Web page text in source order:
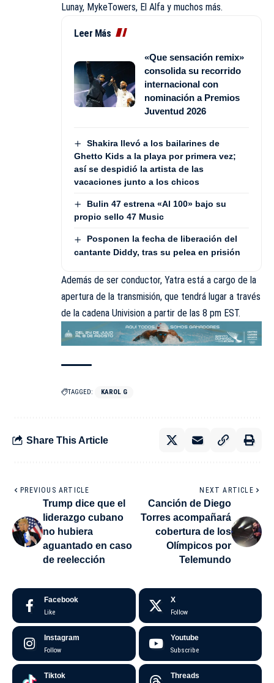
Lunay, MykeTowers, El Alfa y muchos más.
Leer Más
«Que sensación remix»
consolida su recorrido
internacional con
nominación a Premios
Juventud 2026
Shakira llevó a los bailarines de
Ghetto Kids a la playa por primera vez;
así se despidió la artista de las
vacaciones junto a los chicos
Bulin 47 estrena «Al 100» bajo su
propio sello 47 Music
Posponen la fecha de liberación del
cantante Diddy, tras su pelea en prisión
Además de ser conductor, Yatra está a cargo de la
apertura de la transmisión, que tendrá lugar a través
de la cadena Univision a partir de las 8 pm EST.
TAGGED: KAROL G
Share This Article
PREVIOUS ARTICLE
Trump dice que el
liderazgo cubano
no hubiera
aguantado en caso
de reelección
NEXT ARTICLE
Canción de Diego
Torres acompañará
cobertura de los
Olímpicos por
Telemundo
Facebook
Like
X
Follow
Instagram
Follow
Youtube
Subscribe
Tiktok Threads